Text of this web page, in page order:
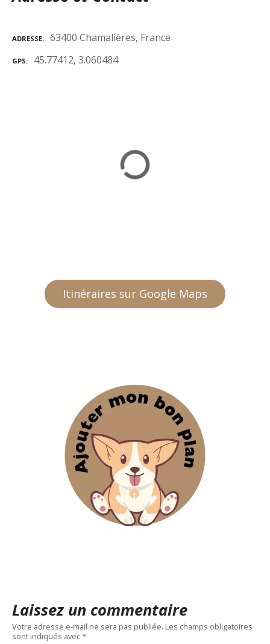
ADRESSE 63400 Chamalières, France
GPS 45.77412, 3.060484
Itinéraires sur Google Maps
Laissez un commentaire
Votre adresse e-mail ne sera pas publiée. Les champs obligatoires
sont indiqués avec